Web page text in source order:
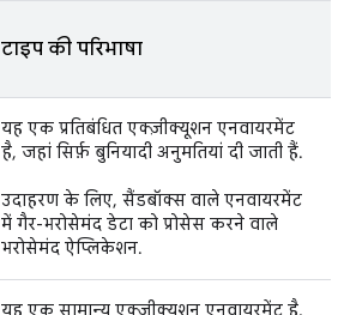
टाइप की परिभाषा
यह एक प्रतिबंधित एक्ज़ीक्यूशन एनवायरमेंट
है, जहां सिर्फ़ बुनियादी अनुमतियां दी जाती हैं.
उदाहरण के लिए, सैंडबॉक्स वाले एनवायरमेंट
में गैर-भरोसेमंद डेटा को प्रोसेस करने वाले
भरोसेमंद ऐप्लिकेशन.
यह एक सामान्य एक्ज़ीक्यूशन एनवायरमेंट है,